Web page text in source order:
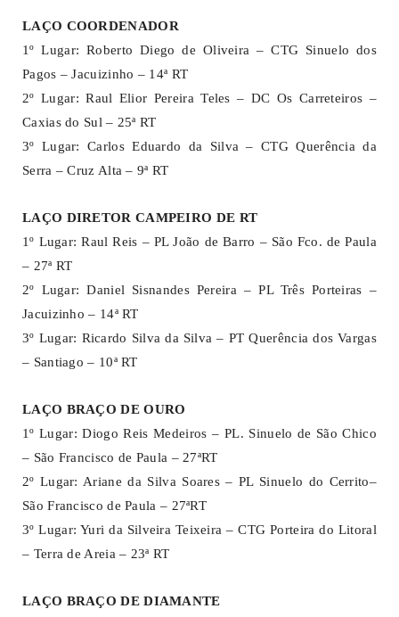
LAÇO COORDENADOR
1º Lugar: Roberto Diego de Oliveira – CTG Sinuelo dos
Pagos – Jacuizinho – 14ª RT
2º Lugar: Raul Elior Pereira Teles – DC Os Carreteiros –
Caxias do Sul – 25ª RT
3º Lugar: Carlos Eduardo da Silva – CTG Querência da
Serra – Cruz Alta – 9ª RT
LAÇO DIRETOR CAMPEIRO DE RT
1º Lugar: Raul Reis – PL João de Barro – São Fco. de Paula
– 27ª RT
2º Lugar: Daniel Sisnandes Pereira – PL Três Porteiras –
Jacuizinho – 14ª RT
3º Lugar: Ricardo Silva da Silva – PT Querência dos Vargas
– Santiago – 10ª RT
LAÇO BRAÇO DE OURO
1º Lugar: Diogo Reis Medeiros – PL. Sinuelo de São Chico
– São Francisco de Paula – 27ªRT
2º Lugar: Ariane da Silva Soares – PL Sinuelo do Cerrito–
São Francisco de Paula – 27ªRT
3º Lugar: Yuri da Silveira Teixeira – CTG Porteira do Litoral
– Terra de Areia – 23ª RT
LAÇO BRAÇO DE DIAMANTE